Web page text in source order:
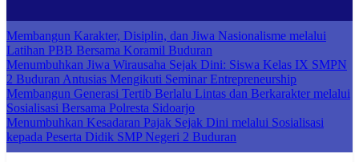
Membangun Karakter, Disiplin, dan Jiwa Nasionalisme melalui
Latihan PBB Bersama Koramil Buduran
Menumbuhkan Jiwa Wirausaha Sejak Dini: Siswa Kelas IX SMPN
2 Buduran Antusias Mengikuti Seminar Entrepreneurship
Membangun Generasi Tertib Berlalu Lintas dan Berkarakter melalui
Sosialisasi Bersama Polresta Sidoarjo
Menumbuhkan Kesadaran Pajak Sejak Dini melalui Sosialisasi
kepada Peserta Didik SMP Negeri 2 Buduran